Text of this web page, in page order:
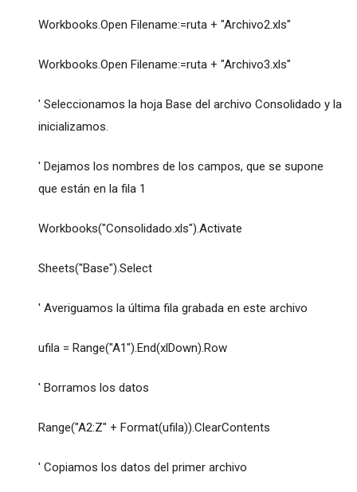
Workbooks.Open Filename:=ruta + "Archivo2.xls"
Workbooks.Open Filename:=ruta + "Archivo3.xls"
' Seleccionamos la hoja Base del archivo Consolidado y la
inicializamos.
' Dejamos los nombres de los campos, que se supone
que están en la fila 1
Workbooks("Consolidado.xls").Activate
Sheets("Base").Select
' Averiguamos la última fila grabada en este archivo
ufila = Range("A1").End(xlDown).Row
' Borramos los datos
Range("A2:Z" + Format(ufila)).ClearContents
' Copiamos los datos del primer archivo